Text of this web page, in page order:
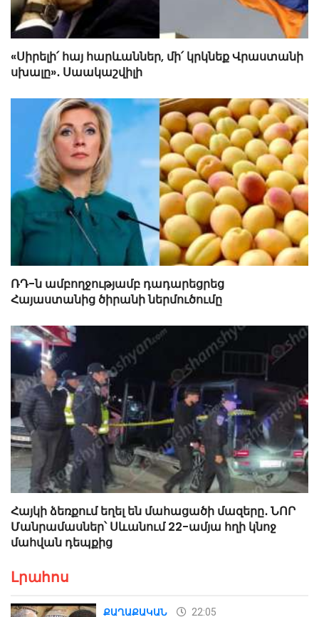
«Սիրելի՛ հայ հարևաններ, մի՛ կրկնեք Վրաստանի
սխալը»․ Սաակաշվիլի
ՌԴ-ն ամբողջությամբ դադարեցրեց
Հայաստանից ծիրանի ներմուծումը
Հայկի ձեռքում եղել են մահացածի մազերը․ ՆՈՐ
Մանրամասներ՝ Սևանում 22-ամյա հղի կնոջ
մահվան դեպքից
Լրահոս
ՔԱՂԱՔԱԿԱՆ 22:05